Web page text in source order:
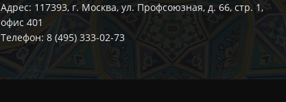
Адрес: 117393, г. Москва, ул. Профсоюзная, д. 66, стр. 1,
офис 401
Телефон: 8 (495) 333-02-73